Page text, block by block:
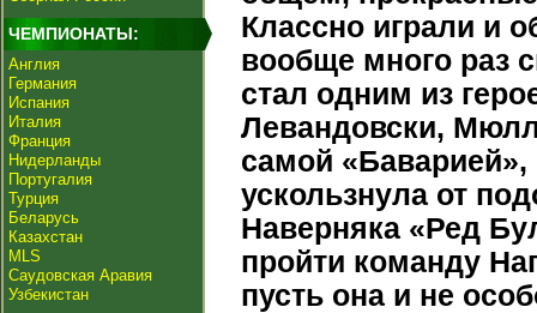
ЧЕМПИОНАТЫ:
Англия
Германия
Испания
Италия
Франция
Нидерланды
Португалия
Турция
Беларусь
Казахстан
MLS
Саудовская Аравия
Узбекистан
Классно играли и
вообще много раз
стал одним из
Левандовски,
самой
ускользнула от
Наверняка «Ред
пройти команду
пусть она и не